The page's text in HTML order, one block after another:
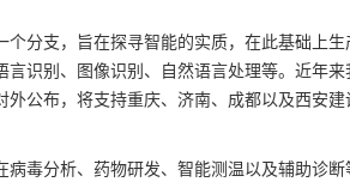
个分支，旨在探寻智能的实质，在此基础上
言识别、图像识别、自然语言处理等。近年
外公布，将支持重庆、济南、成都以及西安
病毒分析、药物研发、智能测温以及辅助诊